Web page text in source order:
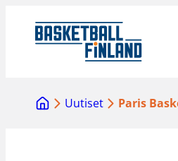
sisältöön
Uutiset Paris